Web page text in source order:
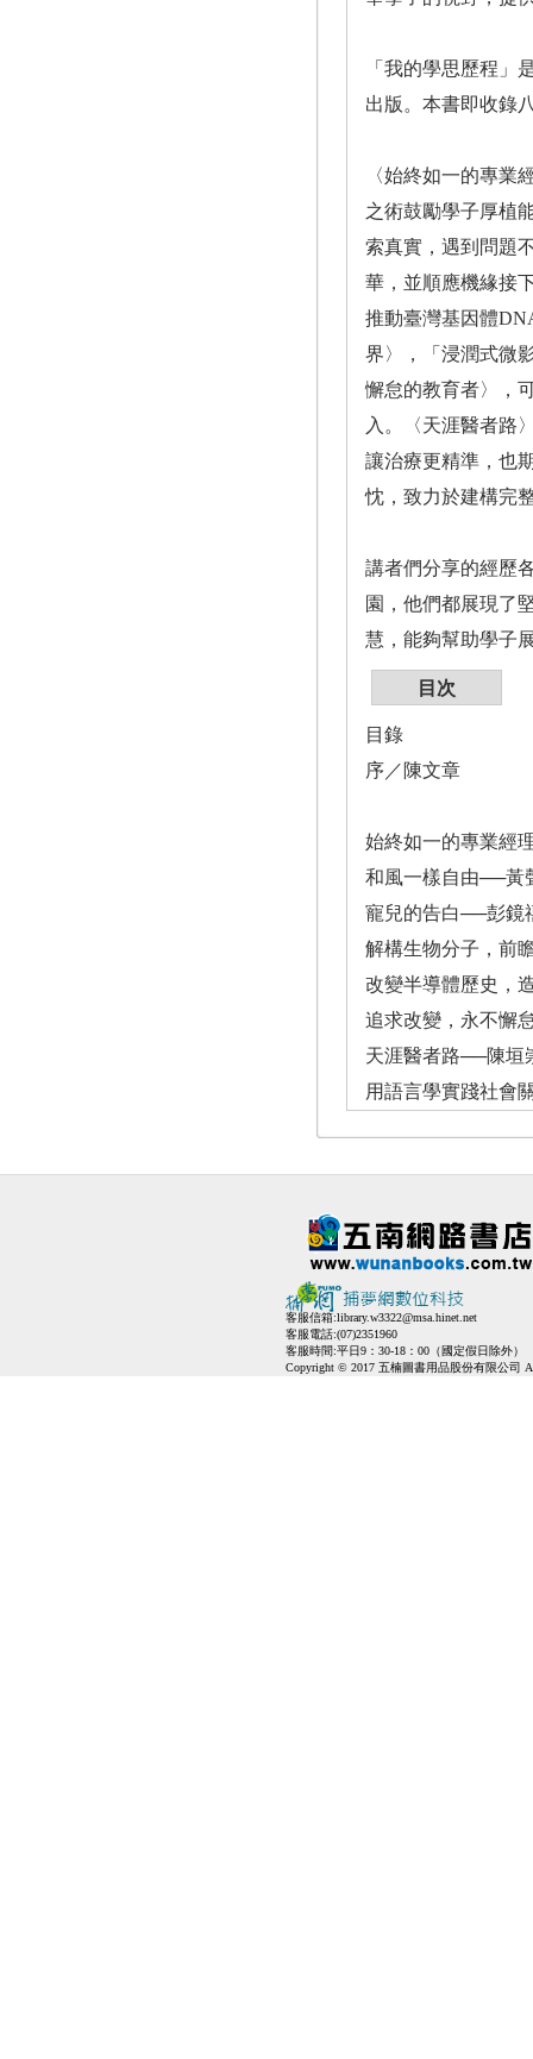
「我的學思歷程」
出版。本書即收錄
〈始終如一的專業
之術鼓勵學子厚植
索真實，遇到問題
華，並順應機緣接
推動臺灣基因體
界〉，「浸潤式微
懈怠的教育者〉，
入。〈天涯醫者路
讓治療更精準，也
忱，致力於建構完
講者們分享的經歷
園，他們都展現了
慧，能夠幫助學子
目次
目錄
序／陳文章
始終如一的專業經
和風一樣自由──黃
寵兒的告白──彭鏡
解構生物分子，前
改變半導體歷史，
追求改變，永不懈
天涯醫者路──陳垣
用語言學實踐社會
客服信箱:library.w3322@msa.hinet.net
客服電話:(07)2351960
客服時間:平日9：30-18：00（國定假日除外）
Copyright © 2017 五楠圖書用品股份有限公司